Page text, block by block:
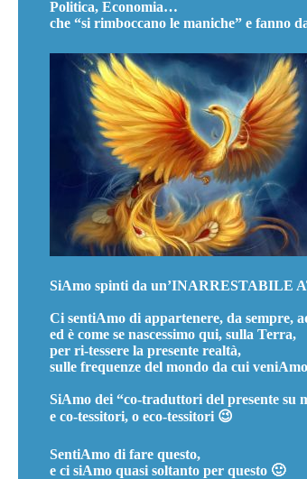
Politica, Economia…
che “si rimboccano le maniche” e fanno
SiAmo spinti da
Ci sentiAmo di appartenere, da sempre,
ed è come se nascessimo qui, sulla Terra,
per ri-tessere la presente realtà,
sulle frequenze del mondo da cui
SiAmo dei “co-traduttori del presente su
e co-tessitori, o eco-tessitori 😉
SentiAmo di fare questo,
e ci siAmo quasi soltanto per questo 🙂